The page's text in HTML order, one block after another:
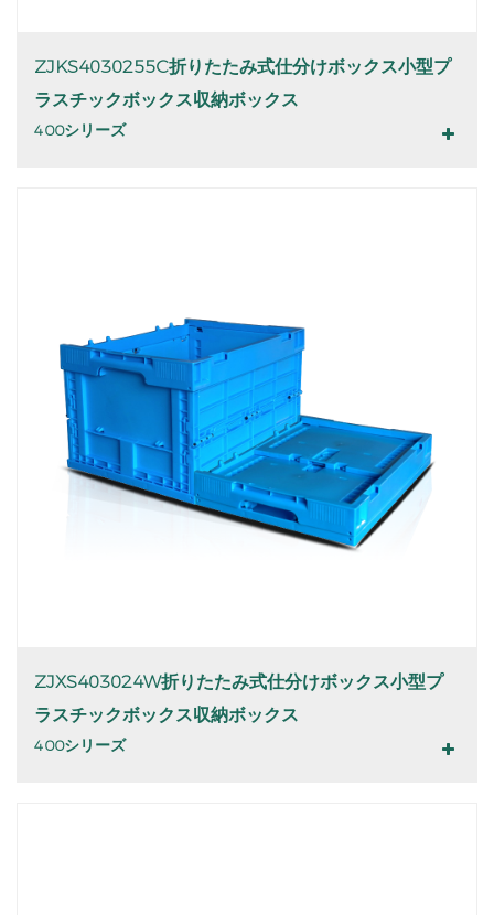
ZJKS4030255C折りたたみ式仕分けボックス小型プ
ラスチックボックス収納ボックス
400シリーズ
ZJXS403024W折りたたみ式仕分けボックス小型プ
ラスチックボックス収納ボックス
400シリーズ